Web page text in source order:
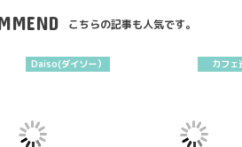
こちらの記事も人気です。
Daiso(ダイソー） カフェ